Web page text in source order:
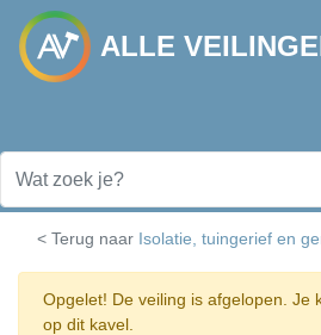
ALLE
< Terug naar Isolatie, tuingerief en
Opgelet! De veiling is afgelopen. Je
op dit kavel.